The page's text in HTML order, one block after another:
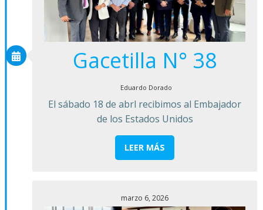
Gacetilla N° 38
Eduardo Dorado
El sábado 18 de abrl recibimos al Embajador
de los Estados Unidos
LEER MÁS
marzo 6, 2026